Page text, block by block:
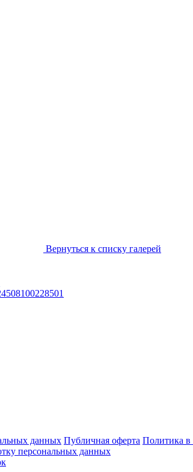
Вернуться к списку галерей
данных Публичная оферта Политика
персональных данных